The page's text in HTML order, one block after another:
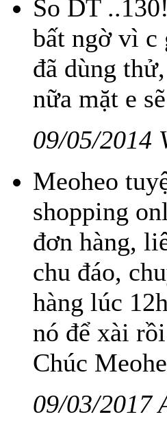
So DT
bất ngờ vì c
đã dùng
nữa mặt e
09/05/2014
Meoheo
shopping
đơn hàng,
chu đáo,
hàng lúc
nó để xài
Chúc
09/03/2017